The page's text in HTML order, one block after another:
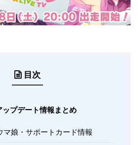
目次
プデート情報まとめ
マ娘・サポートカード情報